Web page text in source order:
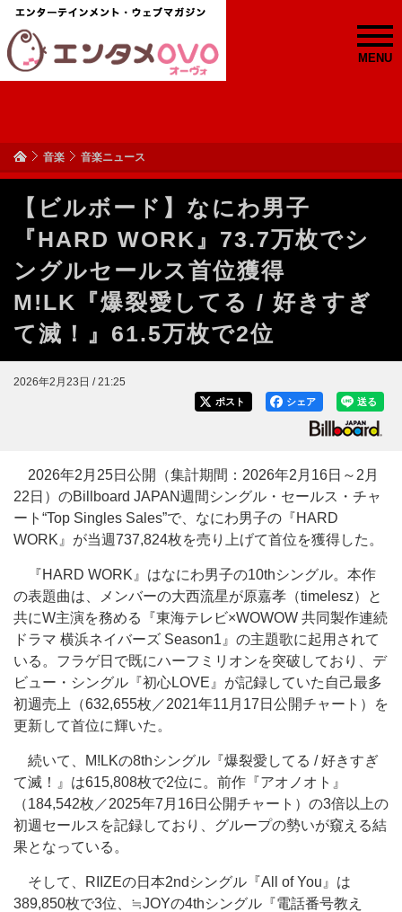
MENU
音楽 音楽ニュース
【ビルボード】なにわ男子
『HARD WORK』73.7万枚でシ
ングルセールス首位獲得
M!LK『爆裂愛してる / 好きすぎ
て滅！』61.5万枚で2位
2026年2月23日 / 21:25
送る
シェア
ポスト
2026年2月25日公開（集計期間：2026年2月16日～2月
22日）のBillboard JAPAN週間シングル・セールス・チャ
ート“Top Singles Sales”で、なにわ男子の『HARD
WORK』が当週737,824枚を売り上げて首位を獲得した。
『HARD WORK』はなにわ男子の10thシングル。本作
の表題曲は、メンバーの大西流星が原嘉孝（timelesz）と
共にW主演を務める『東海テレビ×WOWOW 共同製作連続
ドラマ 横浜ネイバーズ Season1』の主題歌に起用されて
いる。フラゲ日で既にハーフミリオンを突破しており、デ
ビュー・シングル『初心LOVE』が記録していた自己最多
初週売上（632,655枚／2021年11月17日公開チャート）を
更新して首位に輝いた。
続いて、M!LKの8thシングル『爆裂愛してる / 好きすぎ
て滅！』は615,808枚で2位に。前作『アオノオト』
（184,542枚／2025年7月16日公開チャート）の3倍以上の
初週セールスを記録しており、グループの勢いが窺える結
果となっている。
そして、RIIZEの日本2ndシングル『All of You』は
389,850枚で3位、≒JOYの4thシングル『電話番号教え